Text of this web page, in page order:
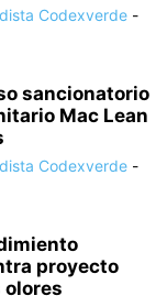
Codexverde -
sancionatorio
Mac Lean
Codexverde -
proyecto
olores